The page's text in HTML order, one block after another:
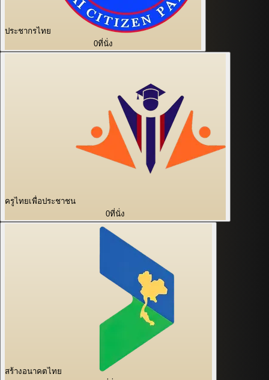
ประชากรไทย
0ที่นั่ง
ครูไทยเพื่อประชาชน
0ที่นั่ง
สร้างอนาคตไทย